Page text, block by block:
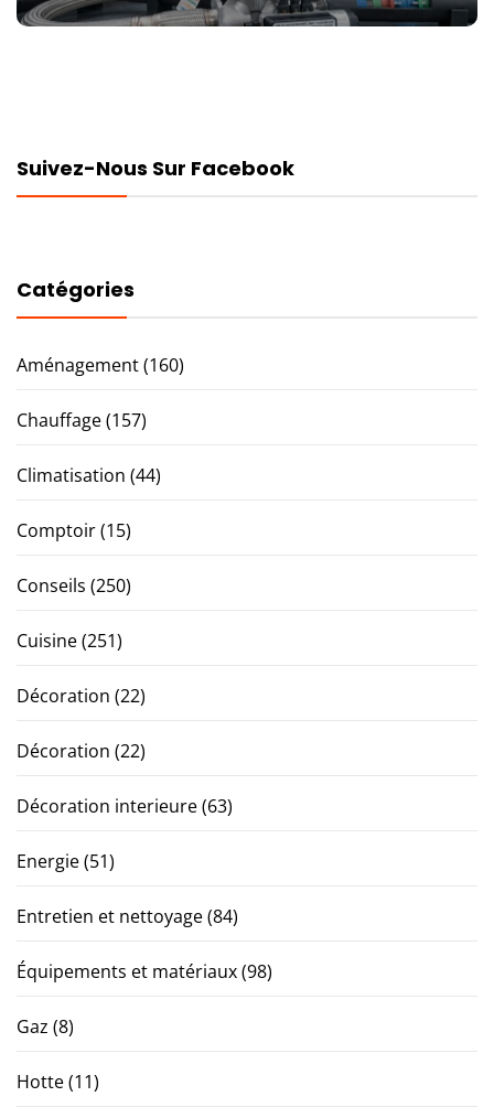
Suivez-Nous Sur Facebook
Catégories
Aménagement(160)
Chauffage(157)
Climatisation (44)
Comptoir(15)
Conseils (250)
Cuisine(251)
Décoration (22)
Décoration (22)
Décoration interieure(63)
Energie(51)
Entretien et nettoyage(84)
Équipements et matériaux(98)
Gaz (8)
Hotte(11)